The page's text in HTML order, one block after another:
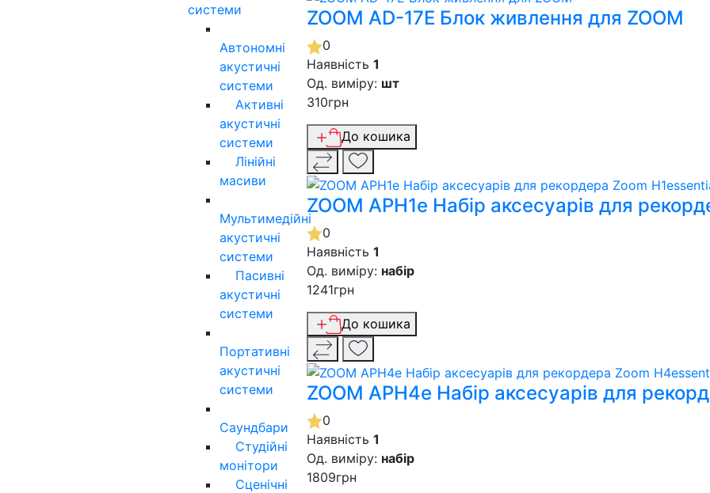
системи
Автономні
акустичні
системи
Активні
акустичні
системи
Лінійні
масиви
Мультимедійні
акустичні
системи
Пасивні
акустичні
системи
Портативні
акустичні
системи
Саундбари
Студійні
монітори
Сценічні
ZOOM AD-17E Блок живлення для ZOOM
0
Наявність 1
Од. виміру: шт
310грн
До кошика
ZOOM APH1e Набір аксесуарів для
0
Наявність 1
Од. виміру: набір
1241грн
До кошика
ZOOM APH4e Набір аксесуарів для
0
Наявність 1
Од. виміру: набір
1809грн